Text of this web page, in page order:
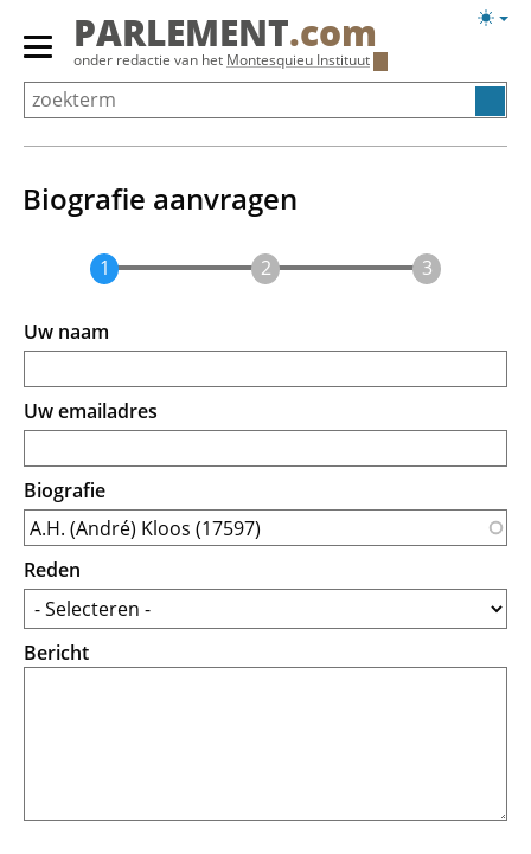
Overslaan
Primair
menu
tonen/verbergen
PARLEMENT.com
onder redactie van het Montesquieu Instituut
Biografie aanvragen
Uw naam
Uw emailadres
Biografie
Reden
Bericht